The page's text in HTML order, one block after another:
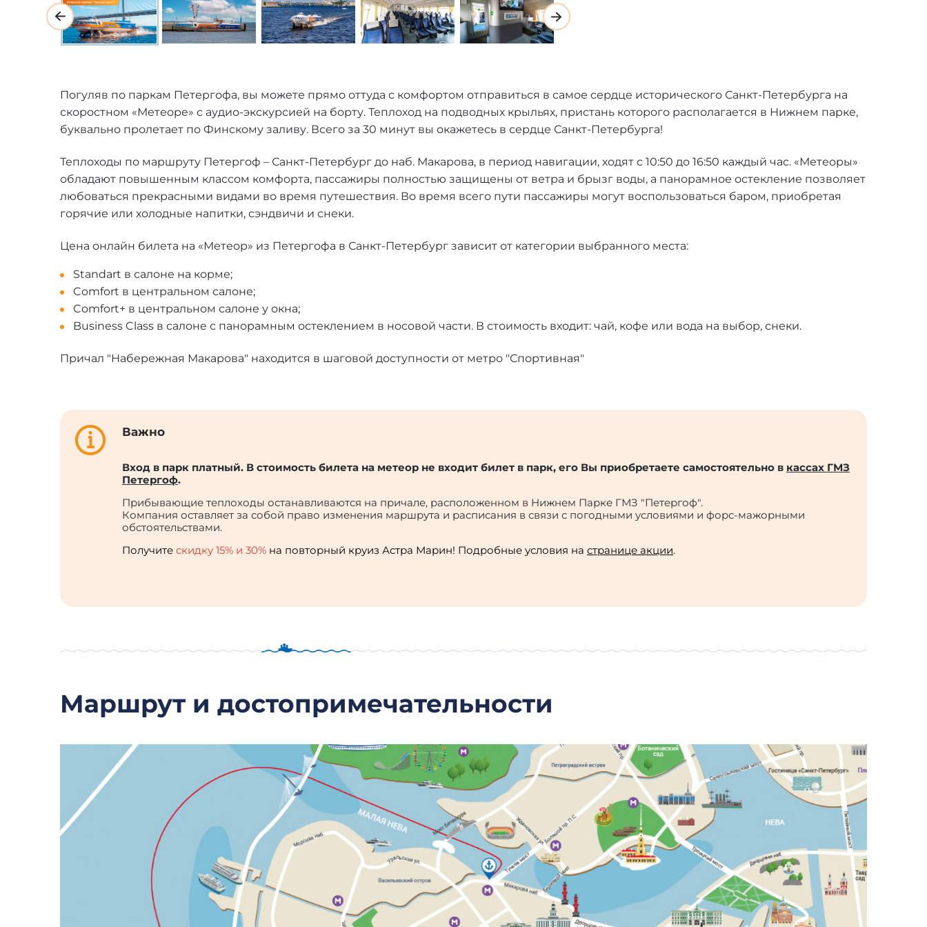
Погуляв по паркам Петергофа, вы можете прямо оттуда с комфортом отправиться в самое сердце исторического Санкт-Петербурга на
скоростном «Метеоре» с аудио-экскурсией на борту. Теплоход на подводных крыльях, пристань которого располагается в Нижнем парке,
буквально пролетает по Финскому заливу. Всего за 30 минут вы окажетесь в сердце Санкт-Петербурга!
Теплоходы по маршруту Петергоф – Санкт-Петербург до наб. Макарова, в период навигации, ходят с 10:50 до 16:50 каждый час. «Метеоры»
обладают повышенным классом комфорта, пассажиры полностью защищены от ветра и брызг воды, а панорамное остекление позволяет
любоваться прекрасными видами во время путешествия. Во время всего пути пассажиры могут воспользоваться баром, приобретая
горячие или холодные напитки, сэндвичи и снеки.
Цена онлайн билета на «Метеор» из Петергофа в Санкт-Петербург зависит от категории выбранного места:
Standart в салоне на корме;
Comfort в центральном салоне;
Comfort+ в центральном салоне у окна;
Business Class в салоне с панорамным остеклением в носовой части. В стоимость входит: чай, кофе или вода на выбор, снеки.
Причал "Набережная Макарова" находится в шаговой доступности от метро "Спортивная"
Важно
Вход в парк платный. В стоимость билета на метеор не входит билет в парк, его Вы приобретаете самостоятельно в кассах ГМЗ
Петергоф.
Прибывающие теплоходы останавливаются на причале, расположенном в Нижнем Парке ГМЗ "Петергоф".
Компания оставляет за собой право изменения маршрута и расписания в связи с погодными условиями и форс-мажорными
обстоятельствами.
Получите скидку 15% и 30% на повторный круиз Астра Марин! Подробные условия на странице акции.
Маршрут и достопримечательности